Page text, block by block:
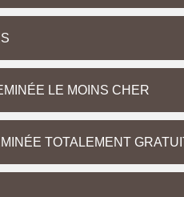
LE MOINS CHER
TOTALEMENT